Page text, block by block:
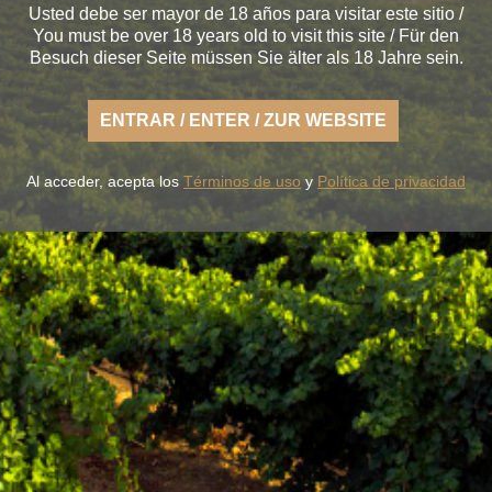
Sie die frische Art eines leichten Rueda, sorglos und
Erde im Geschmack getreu.
WEINE DER WEINKELLER BLUME & GASTRO BLUME &
+34 926 32 24 00 contacto@pagosdelrey.com
Ⓒ 2020 - Privacy Policy- Cookies Policy
Usted debe ser mayor de 18 años para visitar este sitio /
You must be over 18 years old to visit this site / Für den
Besuch dieser Seite müssen Sie älter als 18 Jahre sein.
ENTRAR / ENTER / ZUR WEBSITE
Al acceder, acepta los Términos de uso y Política de privacidad